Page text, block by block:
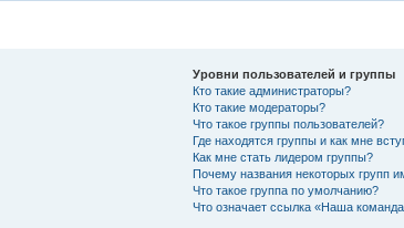
Уровни пользователей и группы
Кто такие администраторы?
Кто такие модераторы?
Что такое группы пользователей?
Где находятся группы и как мне
Как мне стать лидером группы?
Почему названия некоторых групп
Что такое группа по умолчанию?
Что означает ссылка «Наша